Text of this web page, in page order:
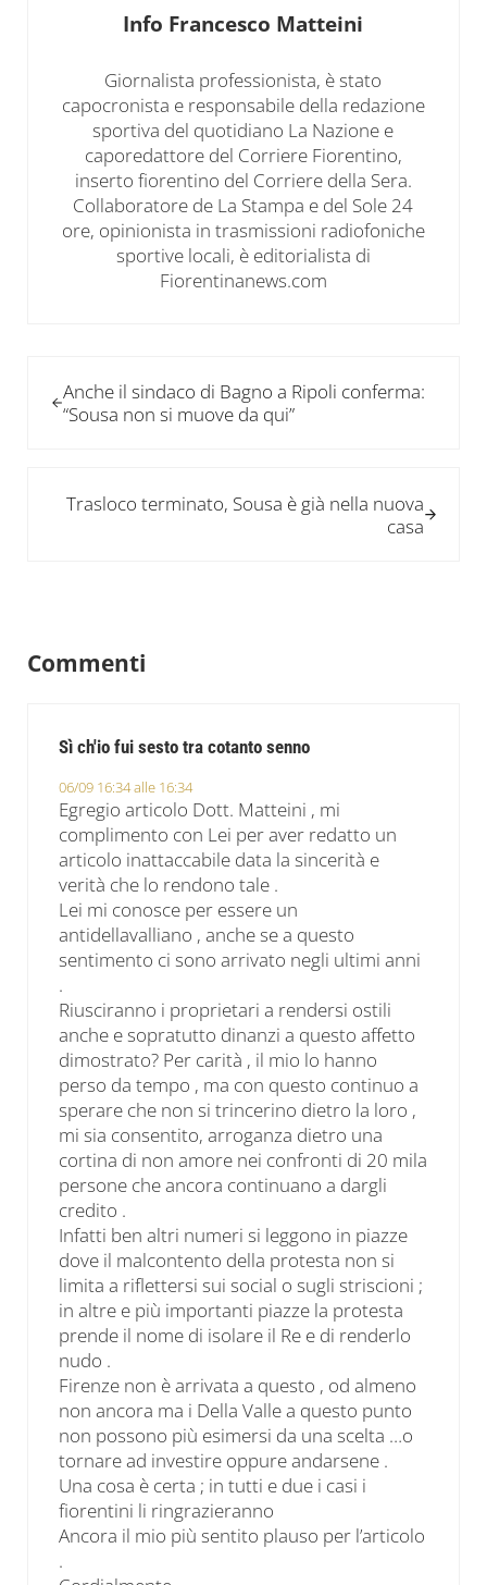
Info Francesco Matteini
Giornalista professionista, è stato
capocronista e responsabile della redazione
sportiva del quotidiano La Nazione e
caporedattore del Corriere Fiorentino,
inserto fiorentino del Corriere della Sera.
Collaboratore de La Stampa e del Sole 24
ore, opinionista in trasmissioni radiofoniche
sportive locali, è editorialista di
Fiorentinanews.com
Anche il sindaco di Bagno a Ripoli conferma:
“Sousa non si muove da qui”
Trasloco terminato, Sousa è già nella nuova
casa
Commenti
Sì ch'io fui sesto tra cotanto senno
06/09 16:34 alle 16:34
Egregio articolo Dott. Matteini , mi
complimento con Lei per aver redatto un
articolo inattaccabile data la sincerità e
verità che lo rendono tale .
Lei mi conosce per essere un
antidellavalliano , anche se a questo
sentimento ci sono arrivato negli ultimi anni
.
Riusciranno i proprietari a rendersi ostili
anche e sopratutto dinanzi a questo affetto
dimostrato? Per carità , il mio lo hanno
perso da tempo , ma con questo continuo a
sperare che non si trincerino dietro la loro ,
mi sia consentito, arroganza dietro una
cortina di non amore nei confronti di 20 mila
persone che ancora continuano a dargli
credito .
Infatti ben altri numeri si leggono in piazze
dove il malcontento della protesta non si
limita a riflettersi sui social o sugli striscioni ;
in altre e più importanti piazze la protesta
prende il nome di isolare il Re e di renderlo
nudo .
Firenze non è arrivata a questo , od almeno
non ancora ma i Della Valle a questo punto
non possono più esimersi da una scelta …o
tornare ad investire oppure andarsene .
Una cosa è certa ; in tutti e due i casi i
fiorentini li ringrazieranno
Ancora il mio più sentito plauso per l’articolo
.